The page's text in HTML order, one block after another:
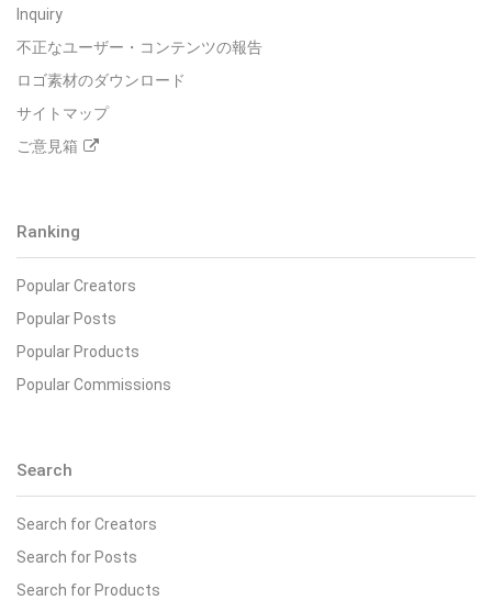
Inquiry
不正なユーザー・コンテンツの報告
ロゴ素材のダウンロード
サイトマップ
ご意見箱
Ranking
Popular Creators
Popular Posts
Popular Products
Popular Commissions
Search
Search for Creators
Search for Posts
Search for Products